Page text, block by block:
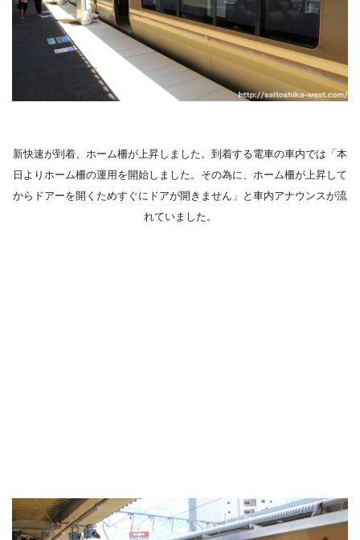
新快速が到着、ホーム柵が上昇しました。到着する電車の車内では「本
日よりホーム柵の運用を開始しました。その為に、ホーム柵が上昇して
からドアーを開くためすぐにドアが開きません」と車内アナウンスが流
れていました。